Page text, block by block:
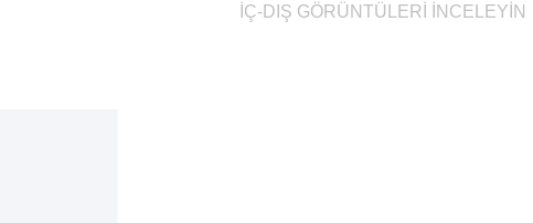
İÇ-DIŞ GÖRÜNTÜLERİ İNCELEYİN